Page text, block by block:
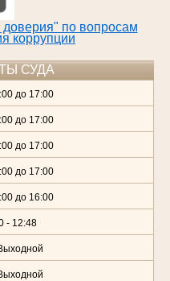
по вопросам
коррупции
СУДА
до 17:00
до 17:00
до 17:00
до 17:00
до 16:00
- 12:48